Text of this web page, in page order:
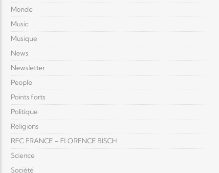
Monde
Music
Musique
News
Newsletter
People
Points forts
Politique
Religions
RFC FRANCE – FLORENCE BISCH
Science
Société